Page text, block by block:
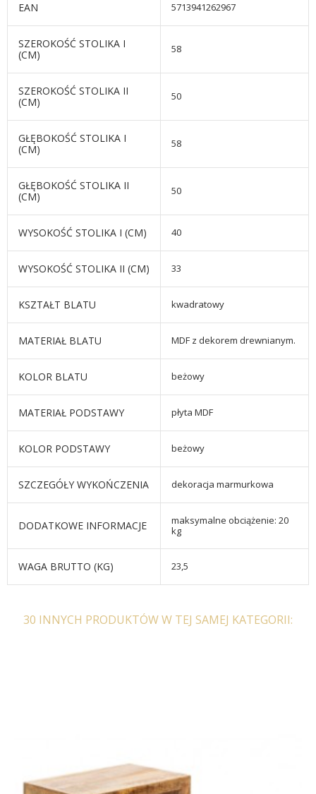
EAN 5713941262967
SZEROKOŚĆ STOLIKA I
(CM)
58
SZEROKOŚĆ STOLIKA II
(CM)
50
GŁĘBOKOŚĆ STOLIKA I
(CM)
58
GŁĘBOKOŚĆ STOLIKA II
(CM)
50
WYSOKOŚĆ STOLIKA I (CM) 40
WYSOKOŚĆ STOLIKA II (CM) 33
KSZTAŁT BLATU kwadratowy
MATERIAŁ BLATU MDF z dekorem drewnianym.
KOLOR BLATU beżowy
MATERIAŁ PODSTAWY płyta MDF
KOLOR PODSTAWY beżowy
SZCZEGÓŁY WYKOŃCZENIA dekoracja marmurkowa
DODATKOWE INFORMACJE
maksymalne obciążenie: 20
kg
WAGA BRUTTO (KG) 23,5
30 INNYCH PRODUKTÓW W TEJ SAMEJ KATEGORII: